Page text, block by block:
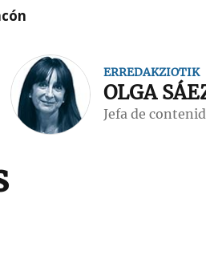
ERREDAKZIOTIK
OLGA
Jefa de